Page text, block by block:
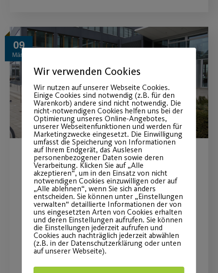
09
März
VR Bank Nürnberg und Post
SV Nürnberg verlängern das
Hauptsponsoring vorzeitig
bis 2024
Aktuelles Engagement wird um das
Projekt „Post SV on Ice“ erweitert.
Wir verwenden Cookies
Wir nutzen auf unserer Webseite Cookies.
Einige Cookies sind notwendig (z.B. für den
Warenkorb) andere sind nicht notwendig. Die
nicht-notwendigen Cookies helfen uns bei der
Optimierung unseres Online-Angebotes,
unserer Webseitenfunktionen und werden für
Marketingzwecke eingesetzt. Die Einwilligung
umfasst die Speicherung von Informationen
auf Ihrem Endgerät, das Auslesen
personenbezogener Daten sowie deren
Verarbeitung. Klicken Sie auf „Alle
akzeptieren“, um in den Einsatz von nicht
notwendigen Cookies einzuwilligen oder auf
„Alle ablehnen“, wenn Sie sich anders
entscheiden. Sie können unter „Einstellungen
verwalten“ detaillierte Informationen der von
uns eingesetzten Arten von Cookies erhalten
und deren Einstellungen aufrufen. Sie können
die Einstellungen jederzeit aufrufen und
Cookies auch nachträglich jederzeit abwählen
(z.B. in der Datenschutzerklärung oder unten
auf unserer Webseite).